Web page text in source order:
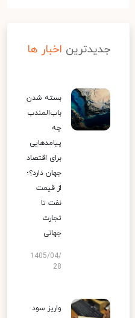
جدیدترین اخبار ها
بسته شدن
باب‌المندب
چه
پیامدهایی
برای اقتصاد
جهان دارد؟؛
از قیمت
نفت تا
تجارت
جهانی
1405/04/
28
واریز سود